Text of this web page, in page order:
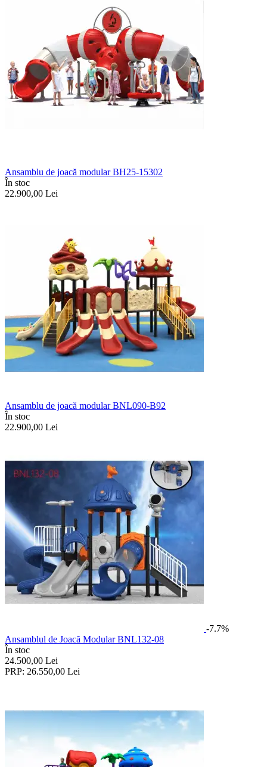
Ansamblu de joacă modular BH25-15302
În stoc
22.900,00 Lei
Ansamblu de joacă modular BNL090-B92
În stoc
22.900,00 Lei
-7.7%
Ansamblul de Joacă Modular BNL132-08
În stoc
24.500,00 Lei
PRP: 26.550,00 Lei